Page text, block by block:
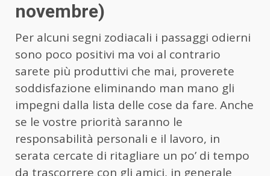
novembre)
Per alcuni segni zodiacali i passaggi odierni
sono poco positivi ma voi al contrario
sarete più produttivi che mai, proverete
soddisfazione eliminando man mano gli
impegni dalla lista delle cose da fare. Anche
se le vostre priorità saranno le
responsabilità personali e il lavoro, in
serata cercate di ritagliare un po’ di tempo
da trascorrere con gli amici, in generale